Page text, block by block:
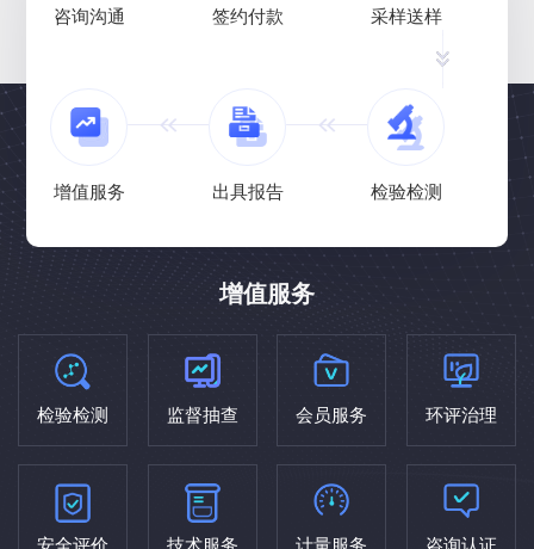
咨询沟通 签约付款 采样送样
增值服务 出具报告 检验检测
增值服务
检验检测 监督抽查 会员服务 环评治理
安全评价 技术服务 计量服务 咨询认证